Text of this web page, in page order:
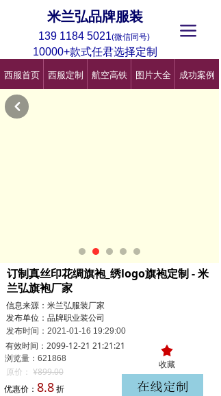
米兰弘品牌服装
西服首页 西服定制 航空高铁 图片大全 成功案例
끀
139 1184 5021(微信同号)
10000+款式任君选择定制
订制真丝印花绸旗袍_绣logo旗袍定制 - 米
兰弘旗袍厂家
优惠价： 8.8折
发布时间： 2021-01-16 19:29:00
浏览量：621868
原价： ¥899.00
信息来源：米兰弘服装厂家
发布单位：品牌职业装公司
有效时间：2099-12-21 21:21:21 끄
收藏
낒